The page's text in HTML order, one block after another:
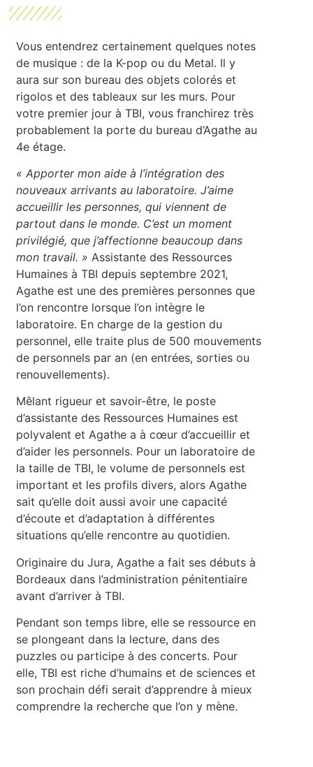
Vous entendrez certainement quelques notes
de musique : de la K-pop ou du Metal. Il y
aura sur son bureau des objets colorés et
rigolos et des tableaux sur les murs. Pour
votre premier jour à TBI, vous franchirez très
probablement la porte du bureau d’Agathe au
4e étage.
« Apporter mon aide à l’intégration des
nouveaux arrivants au laboratoire. J’aime
accueillir les personnes, qui viennent de
partout dans le monde. C’est un moment
privilégié, que j’affectionne beaucoup dans
mon travail. » Assistante des Ressources
Humaines à TBI depuis septembre 2021,
Agathe est une des premières personnes que
l’on rencontre lorsque l’on intègre le
laboratoire. En charge de la gestion du
personnel, elle traite plus de 500 mouvements
de personnels par an (en entrées, sorties ou
renouvellements).
Mêlant rigueur et savoir-être, le poste
d’assistante des Ressources Humaines est
polyvalent et Agathe a à cœur d’accueillir et
d’aider les personnels. Pour un laboratoire de
la taille de TBI, le volume de personnels est
important et les profils divers, alors Agathe
sait qu’elle doit aussi avoir une capacité
d’écoute et d’adaptation à différentes
situations qu’elle rencontre au quotidien.
Originaire du Jura, Agathe a fait ses débuts à
Bordeaux dans l’administration pénitentiaire
avant d’arriver à TBI.
Pendant son temps libre, elle se ressource en
se plongeant dans la lecture, dans des
puzzles ou participe à des concerts. Pour
elle, TBI est riche d’humains et de sciences et
son prochain défi serait d’apprendre à mieux
comprendre la recherche que l’on y mène.